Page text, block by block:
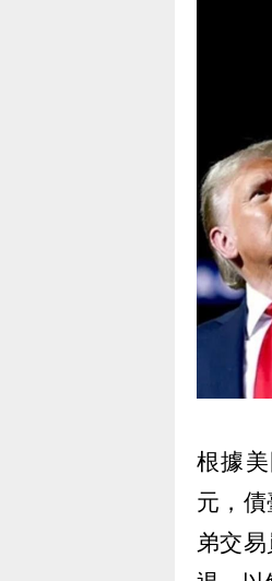
根據
元，
弟交